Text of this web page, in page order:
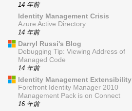
14 年前
Identity Management Crisis
Azure Active Directory
14 年前
Darryl Russi's Blog
Debugging Tip: Viewing Address of
Managed Code
14 年前
Identity Management Extensibility
Forefront Identity Manager 2010
Management Pack is on Connect
16 年前